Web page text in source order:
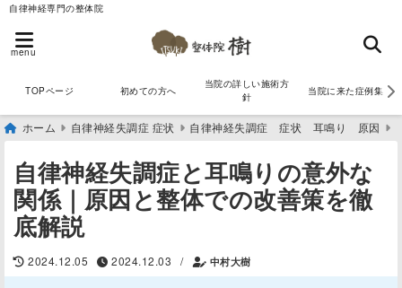
自律神経専門の整体院
menu
TOPページ 初めての方へ
当院の詳しい施術方
針
当院に来た症例集
ホーム 自律神経失調症 症状 自律神経失調症 症状 耳鳴り 原因
自律神経失調症と耳鳴りの意外な
関係｜原因と整体での改善策を徹
底解説
2024.12.05 2024.12.03 / 中村大樹